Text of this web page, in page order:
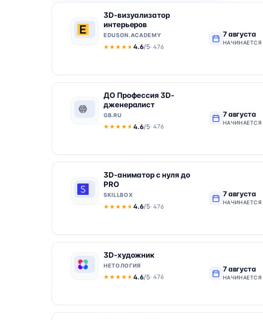
3D-визуализатор
интерьеров
EDUSON.ACADEMY
★★★★★
★★★★★ 4.6/5· 476
7 августа
НАЧИНАЕТСЯ
ДО Профессия 3D-
дженералист
GB.RU
★★★★★
★★★★★ 4.6/5· 476
7 августа
НАЧИНАЕТСЯ
3D-аниматор с нуля до
PRO
SKILLBOX
★★★★★
★★★★★ 4.6/5· 476
7 августа
НАЧИНАЕТСЯ
3D-художник
НЕТОЛОГИЯ
★★★★★
★★★★★ 4.6/5· 476
7 августа
НАЧИНАЕТСЯ